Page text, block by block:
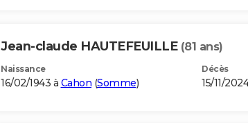
Jean-claude HAUTEFEUILLE (81 ans)
Naissance
16/02/1943 à Cahon (Somme)
Décès
15/11/